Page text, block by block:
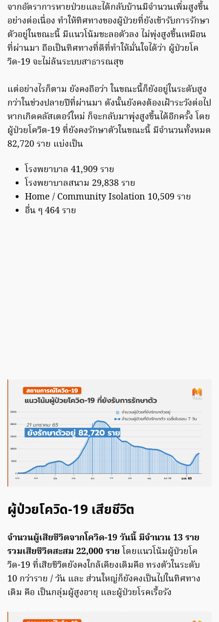
จากอัตราการหายป่วยและได้กลับบ้านมีจำนวนเพิ่มสูงขึ้น
อย่างต่อเนื่อง ทำให้ทิศทางของผู้ป่วยที่ยังเข้ารับการรักษา
ตัวอยู่ในขณะนี้ มีแนวโน้มชะลอตัวลง ไม่พุ่งสูงขึ้นเหมือน
ที่ผ่านมา ถือเป็นทิศทางที่ดีที่ทำให้มั่นใจได้ว่า ผู้ป่วยโค
วิด-19 จะไม่ล้นระบบสาธารณสุข
แต่อย่างไรก็ตาม ยังคงถือว่า ในขณะนี้ก็ยังอยู่ในระดับสูง
กว่าในช่วงปลายปีที่ผ่านมา ดังนั้นยังคงต้องเฝ้าระวังต่อไป
หากเกิดคลัสเตอร์ใหม่ ก็จะกลับมาพุ่งสูงขึ้นได้อีกครั้ง โดย
ผู้ป่วยโควิด-19 ที่ยังคงรักษาตัวในขณะนี้ มีจำนวนทั้งหมด
82,720 ราย แบ่งเป็น
โรงพยาบาล 41,909 ราย
โรงพยาบาลสนาม 29,838 ราย
Home / Community Isolation 10,509 ราย
อื่น ๆ 464 ราย
ผู้ป่วยโควิด-19 เสียชีวิต
จำนวนผู้เสียชีวิตจากโควิด-19 วันนี้ มีจำนวน 13 ราย
รวมเสียชีวิตสะสม 22,000 ราย โดยแนวโน้มผู้ป่วยโค
วิด-19 ที่เสียชีวิตยังคงใกล้เคียงเดิมคือ ทรงตัวในระดับ
10 กว่าราย / วัน และ ส่วนใหญ่ก็ยังคงเป็นไปในทิศทาง
เดิม คือ เป็นกลุ่มผู้สูงอายุ และผู้ป่วยโรคเรื้อรัง